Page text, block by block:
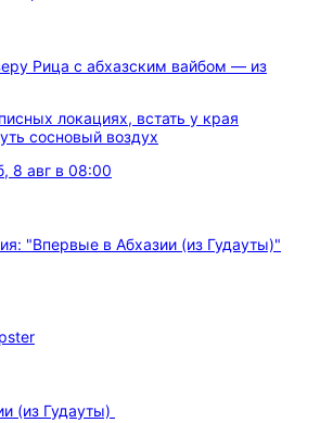
Рица с абхазским вайбом — из
локациях, встать у края
сосновый воздух
8 авг в 08:00
(из Гудауты)